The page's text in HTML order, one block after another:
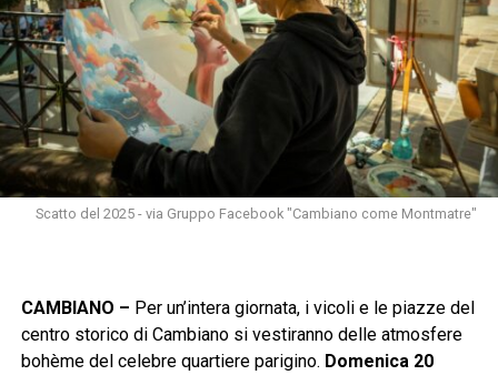
Scatto del 2025 - via Gruppo Facebook "Cambiano come Montmatre"
CAMBIANO – Per un’intera giornata, i vicoli e le piazze del
centro storico di Cambiano si vestiranno delle atmosfere
bohème del celebre quartiere parigino. Domenica 20